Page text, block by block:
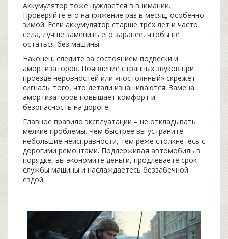
Аккумулятор тоже нуждается в внимании.
Проверяйте его напряжение раз в месяц, особенно
зимой. Если аккумулятор старше трёх лет и часто
села, лучше заменить его заранее, чтобы не
остаться без машины.
Наконец, следите за состоянием подвески и
амортизаторов. Появление странных звуков при
проезде неровностей или «постоянный» скрежет –
сигналы того, что детали изнашиваются. Замена
амортизаторов повышает комфорт и
безопасность на дороге.
Главное правило эксплуатации – не откладывать
мелкие проблемы. Чем быстрее вы устраните
небольшие неисправности, тем реже столкнётесь с
дорогими ремонтами. Поддерживая автомобиль в
порядке, вы экономите деньги, продлеваете срок
службы машины и наслаждаетесь беззабечной
ездой.